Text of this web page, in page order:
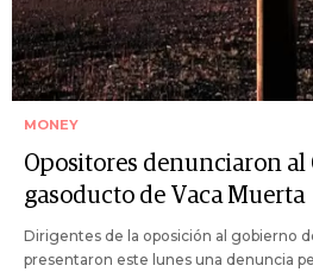
MONEY
Opositores denunciaron al
gasoducto de Vaca Muerta
Dirigentes de la oposición al gobierno
presentaron este lunes una denuncia